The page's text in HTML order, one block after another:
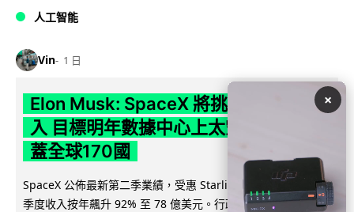
人工智能
Vin 1 日
Elon Musk: SpaceX 將挑戰萬億年收
入 目標明年數據中心上太空 Starlink 覆
蓋全球170國
SpaceX 公佈最新第二季業績，受惠 Starlink 與 AI 業務帶動，
季度收入按年飆升 92% 至 78 億美元。行政總裁 Elon... 閱讀
×